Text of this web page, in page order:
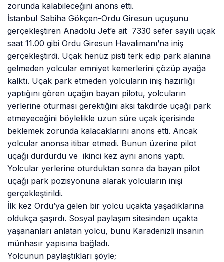
zorunda kalabileceğini anons etti.
İstanbul Sabiha Gökçen-Ordu Giresun uçuşunu
gerçekleştiren Anadolu Jet’e ait 7330 sefer sayılı uçak
saat 11.00 gibi Ordu Giresun Havalimanı’na iniş
gerçekleştirdi. Uçak henüz pisti terk edip park alanına
gelmeden yolcular emniyet kemerlerini çözüp ayağa
kalktı. Uçak park etmeden yolcuların iniş hazırlığı
yaptığını gören uçağın bayan pilotu, yolcuların
yerlerine oturması gerektiğini aksi takdirde uçağı park
etmeyeceğini böylelikle uzun süre uçak içerisinde
beklemek zorunda kalacaklarını anons etti. Ancak
yolcular anonsa itibar etmedi. Bunun üzerine pilot
uçağı durdurdu ve ikinci kez aynı anons yaptı.
Yolcular yerlerine oturduktan sonra da bayan pilot
uçağı park pozisyonuna alarak yolcuların inişi
gerçekleştirildi.
İlk kez Ordu’ya gelen bir yolcu uçakta yaşadıklarına
oldukça şaşırdı. Sosyal paylaşım sitesinden uçakta
yaşananları anlatan yolcu, bunu Karadenizli insanın
münhasır yapısına bağladı.
Yolcunun paylaştıkları şöyle;